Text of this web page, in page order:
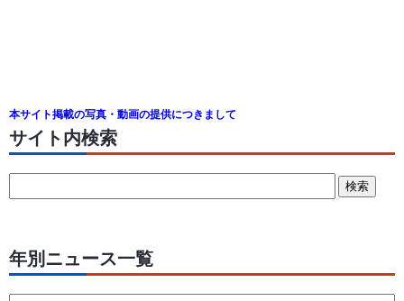
本サイト掲載の写真・動画の提供につきまして
サイト内検索
年別ニュース一覧